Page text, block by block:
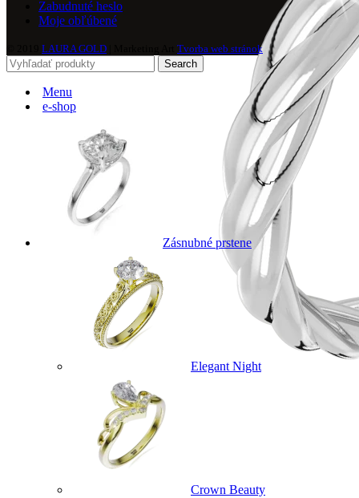
Zabudnuté heslo
Moje obľúbené
LAURA GOLD
Tvorba web stránok
Search
Menu
e-shop
Zásnubné prstene
Elegant Night
Crown Beauty